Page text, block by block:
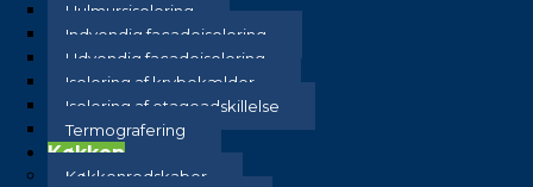
Hulmursisolering
Indvendig facadeisolering
Udvendig facadeisolering
Isolering af krybekælder
Isolering af etageadskillelse
Termografering
Køkken
Køkkenredskaber